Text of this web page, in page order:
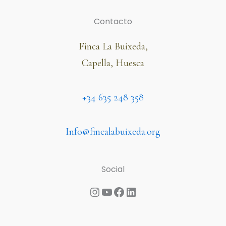
Contacto
Finca La Buixeda,
Capella, Huesca
+34 635 248 358
Info@fincalabuixeda.org
Social
Instagram
YouTube
Facebook
LinkedIn